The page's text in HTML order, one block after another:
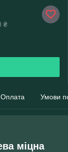
₴
Оплата Умови
міцна